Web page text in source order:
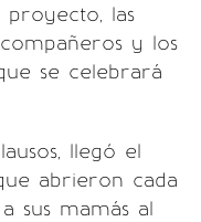
las
y los
se celebrará
llegó el
abrieron cada
sus mamás al